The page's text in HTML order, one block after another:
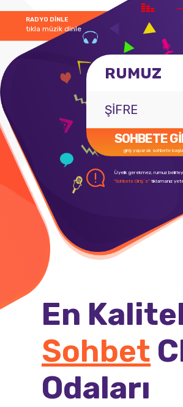
RADYO DİNLE
tıkla müzik dinle
SOHBETE
giriş yaparak sohbete
Üyelik gerekmez, rumuz
"Sohbete Giriş`e" tıklamanız
En
Sohbet
Odaları